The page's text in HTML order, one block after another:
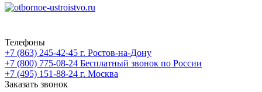
Телефоны
+7 (863) 245-42-45 г. Ростов-на-Дону
+7 (800) 775-08-24 Бесплатный звонок по России
+7 (495) 151-88-24 г. Москва
Заказать звонок